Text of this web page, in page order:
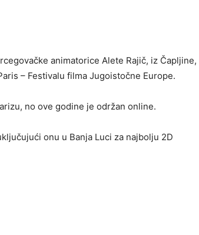
animatorice Alete Rajič, iz Čapljine,
– Festivalu filma Jugoistočne Europe.
no ove godine je održan online.
onu u Banja Luci za najbolju 2D